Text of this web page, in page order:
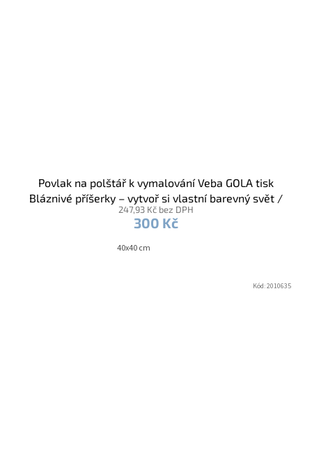
Povlak na polštář k vymalování Veba GOLA tisk
Bláznivé příšerky – vytvoř si vlastní barevný svět /
fixy
247,93 Kč bez DPH
300 Kč
40x40 cm
Kód:2010635